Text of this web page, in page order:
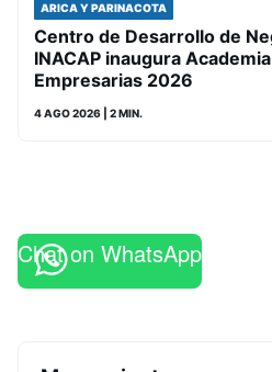
ARICA Y PARINACOTA
Centro de Desarrollo de
INACAP inaugura
Empresarias 2026
4 AGO 2026 | 2 MIN.
Chat on WhatsApp